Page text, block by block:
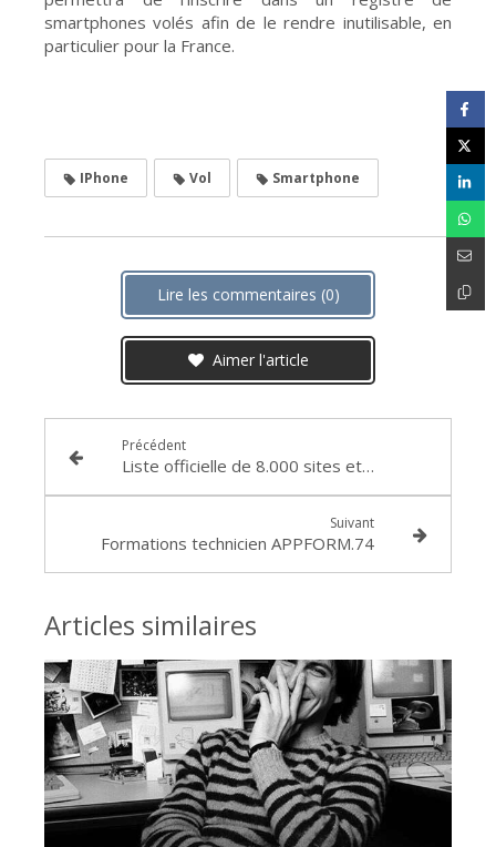
smartphones volés afin de le rendre inutilisable, en
particulier pour la France.
IPhone Vol Smartphone
Lire les commentaires (0)
Aimer l'article
Précédent
Liste officielle de 8.000 sites et courriels dangereux...
Suivant
Formations technicien APPFORM.74
Articles similaires